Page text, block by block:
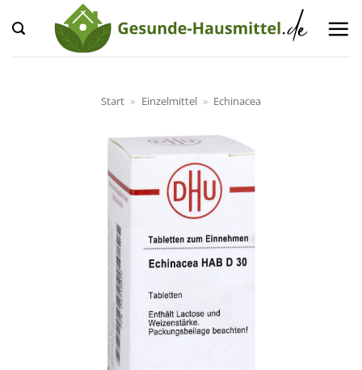
Inhalt
springen
Start » Einzelmittel » Echinacea